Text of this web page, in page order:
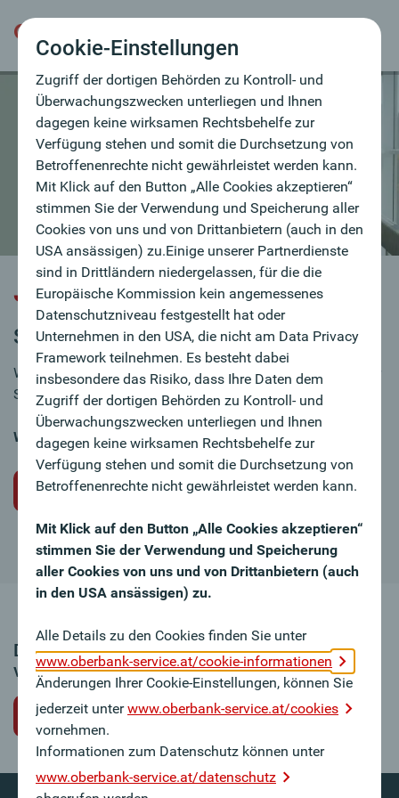
Jobbörse
Sie sind auf Jobsuche?
Wir verstärken laufend unser Team und sind immer auf der
Suche nach MitarbeiterInnen.
Wir freuen uns auf Ihre Bewerbung!
Initiativbewerbung
Dieses Stellenangebot ist leider nicht mehr
verfügbar.
zurück zur Jobübersicht
Cookie-Einstellungen
hat oder Unternehmen in den USA, die nicht am
Data Privacy Framework teilnehmen. Es besteht
dabei insbesondere das Risiko, dass Ihre Daten dem
Zugriff der dortigen Behörden zu Kontroll- und
Überwachungszwecken unterliegen und Ihnen
dagegen keine wirksamen Rechtsbehelfe zur
Verfügung stehen und somit die Durchsetzung von
Betroffenenrechte nicht gewährleistet werden kann.
Mit Klick auf den Button „Alle Cookies akzeptieren“
stimmen Sie der Verwendung und Speicherung aller
Cookies von uns und von Drittanbietern (auch in den
USA ansässigen) zu.Einige unserer Partnerdienste
sind in Drittländern niedergelassen, für die die
Europäische Kommission kein angemessenes
Datenschutzniveau festgestellt hat oder
Unternehmen in den USA, die nicht am Data Privacy
Framework teilnehmen. Es besteht dabei
insbesondere das Risiko, dass Ihre Daten dem
Zugriff der dortigen Behörden zu Kontroll- und
Überwachungszwecken unterliegen und Ihnen
dagegen keine wirksamen Rechtsbehelfe zur
Verfügung stehen und somit die Durchsetzung von
Betroffenenrechte nicht gewährleistet werden kann.
Mit Klick auf den Button „Alle Cookies akzeptieren“
stimmen Sie der Verwendung und Speicherung
aller Cookies von uns und von Drittanbietern (auch
in den USA ansässigen) zu.
Alle Details zu den Cookies finden Sie unter
www.oberbank-service.at/cookie-informationen
Änderungen Ihrer Cookie-Einstellungen, können Sie
jederzeit unterwww.oberbank-service.at/cookies
vornehmen.
Informationen zum Datenschutz können unter
www.oberbank-service.at/datenschutz